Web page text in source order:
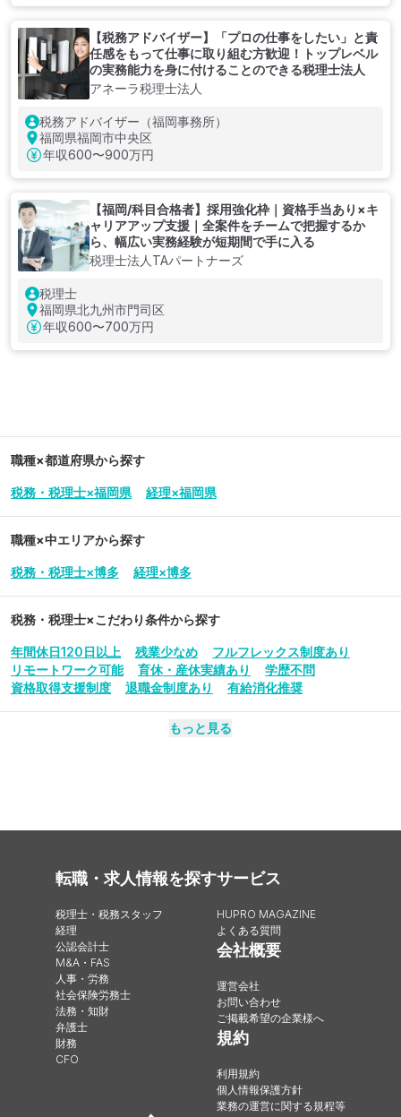
【税務アドバイザー】「プロの仕事をしたい」と責
任感をもって仕事に取り組む方歓迎！トップレベル
の実務能力を身に付けることのできる税理士法人
アネーラ税理士法人
税務アドバイザー（福岡事務所）
福岡県福岡市中央区
年収600〜900万円
【福岡/科目合格者】採用強化枠｜資格手当あり×キ
ャリアアップ支援｜全案件をチームで把握するか
ら、幅広い実務経験が短期間で手に入る
税理士法人TAパートナーズ
税理士
福岡県北九州市門司区
年収600〜700万円
職種×都道府県から探す
税務・税理士×福岡県 経理×福岡県
職種×中エリアから探す
税務・税理士×博多 経理×博多
税務・税理士×こだわり条件から探す
年間休日120日以上 残業少なめ
フルフレックス制度あり
リモートワーク可能
育休・産休実績あり
学歴不問
資格取得支援制度
退職金制度あり 有給消化推奨
もっと見る
転職・求人情報を探す
税理士・税務スタッフ
経理
公認会計士
M&A・FAS
人事・労務
社会保険労務士
法務・知財
弁護士
財務
CFO
サービス
HUPRO MAGAZINE
よくある質問
会社概要
運営会社
お問い合わせ
ご掲載希望の企業様へ
規約
利用規約
個人情報保護方針
業務の運営に関する規程等